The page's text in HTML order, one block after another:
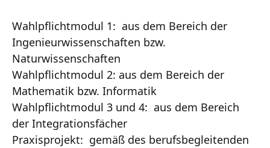
Wahlpflichtmodul 1: aus dem Bereich der
Ingenieurwissenschaften bzw.
Naturwissenschaften
Wahlpflichtmodul 2: aus dem Bereich der
Mathematik bzw. Informatik
Wahlpflichtmodul 3 und 4: aus dem Bereich
der Integrationsfächer
Praxisprojekt: gemäß des berufsbegleitenden